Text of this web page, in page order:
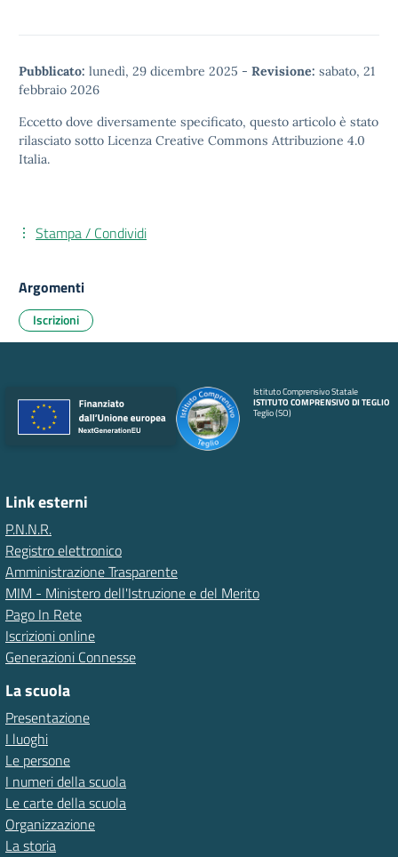
Pubblicato: lunedì, 29 dicembre 2025 - Revisione: sabato, 21
febbraio 2026
Eccetto dove diversamente specificato, questo articolo è stato
rilasciato sotto Licenza Creative Commons Attribuzione 4.0
Italia.
Stampa / Condividi
Argomenti
Iscrizioni
Istituto Comprensivo Statale
ISTITUTO COMPRENSIVO DI TEGLIO
Teglio (SO)
Link esterni
P.N.N.R.
Registro elettronico
Amministrazione Trasparente
MIM - Ministero dell'Istruzione e del Merito
Pago In Rete
Iscrizioni online
Generazioni Connesse
La scuola
Presentazione
I luoghi
Le persone
I numeri della scuola
Le carte della scuola
Organizzazione
La storia